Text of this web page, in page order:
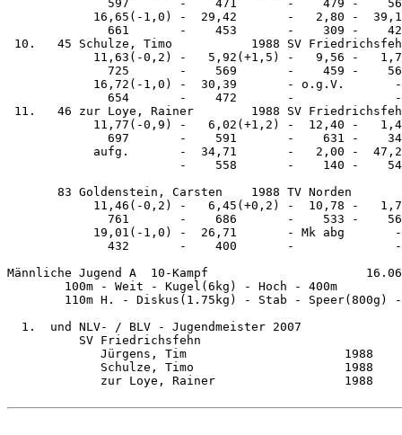
597       -    471       -    479 -
16,65(-1,0) -  29,42       -   2,80 -
661       -    453       -    309 -
10.   45 Schulze, Timo           1988 SV
11,63(-0,2) -   5,92(+1,5) -   9,56 -
725       -    569       -    459 -
16,72(-1,0) -  30,39       - o.g.V.
654       -    472       -
11.   46 zur Loye, Rainer        1988 SV
11,77(-0,9) -   6,02(+1,2) -  12,40 -
697       -    591       -    631 -
aufg.       -  34,71       -   2,00 -
-    558       -    140 -
83 Goldenstein, Carsten    1988 TV Norden
11,46(-0,2) -   6,45(+0,2) -  10,78 -
761       -    686       -    533 -
19,01(-1,0) -  26,71       - Mk abg
432       -    400       -
Männliche Jugend A  10-Kampf
        100m - Weit - Kugel(6kg) - Hoch - 400m
110m H. - Diskus(1.75kg) - Stab - Speer(800g)
  1.  und NLV- / BLV - Jugendmeister 2007
SV Friedrichsfehn
Jürgens, Tim                      1988
Schulze, Timo                     1988
zur Loye, Rainer                  1988